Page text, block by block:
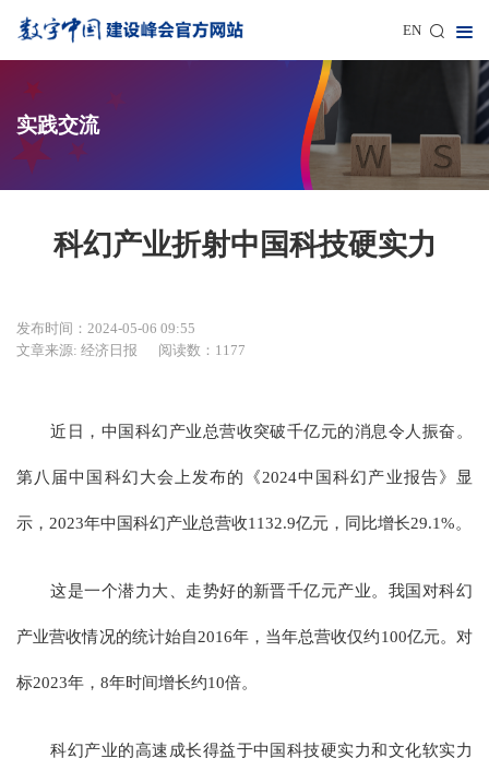
EN
实践交流
科幻产业折射中国科技硬实力
发布时间：2024-05-06 09:55
文章来源: 经济日报
阅读数：1177
近日，中国科幻产业总营收突破千亿元的消息令人振奋。
第八届中国科幻大会上发布的《2024中国科幻产业报告》显
示，2023年中国科幻产业总营收1132.9亿元，同比增长29.1%。
这是一个潜力大、走势好的新晋千亿元产业。我国对科幻
产业营收情况的统计始自2016年，当年总营收仅约100亿元。对
标2023年，8年时间增长约10倍。
科幻产业的高速成长得益于中国科技硬实力和文化软实力